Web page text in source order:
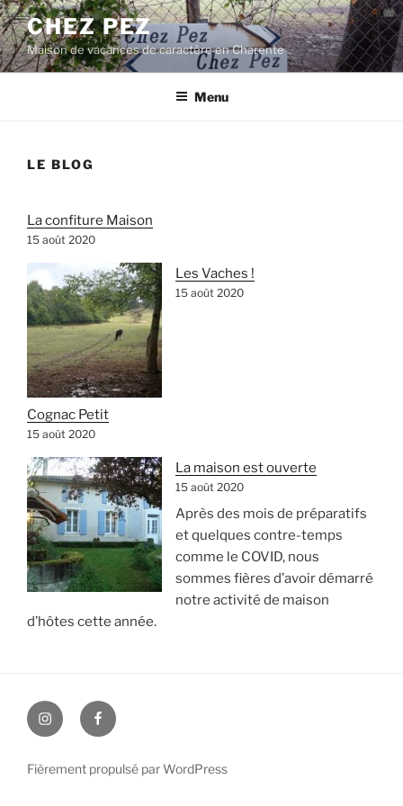
Aller
au
contenu
principal
CHEZ PEZ
Maison de vacances de caractère en Charente
Menu
LE BLOG
La confiture Maison
15 août 2020
Les Vaches !
15 août 2020
Cognac Petit
15 août 2020
La maison est ouverte
15 août 2020
Après des mois de préparatifs
et quelques contre-temps
comme le COVID, nous
sommes fières d’avoir démarré
notre activité de maison
d’hôtes cette année.
InstagramFacebook
Fièrement propulsé par WordPress